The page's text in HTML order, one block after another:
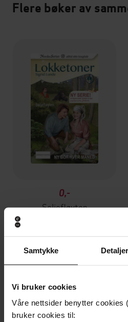
Samtykke Detaljer
Vi bruker cookies
Våre nettsider benytter cookies
bruker cookies til:
Flere bøker av
0,-
Seljefløyten
Andre har også kjøpt